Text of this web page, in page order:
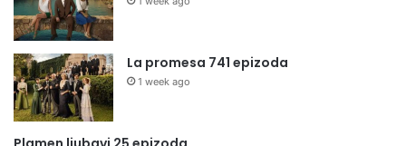
La promesa 741 epizoda
1 week ago